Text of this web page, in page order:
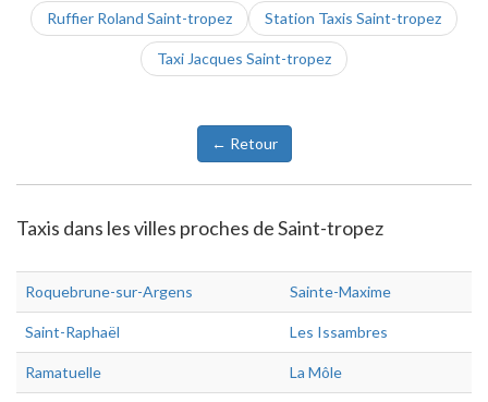
Ruffier Roland Saint-tropez Station Taxis Saint-tropez
Taxi Jacques Saint-tropez
← Retour
Taxis dans les villes proches de Saint-tropez
Roquebrune-sur-Argens Sainte-Maxime
Saint-Raphaël Les Issambres
Ramatuelle La Môle